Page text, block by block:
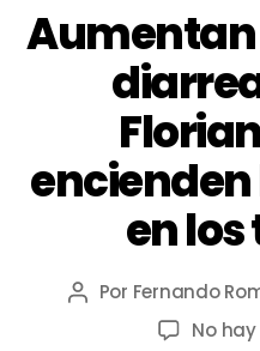
Aumentan
en
Por Fernando
No